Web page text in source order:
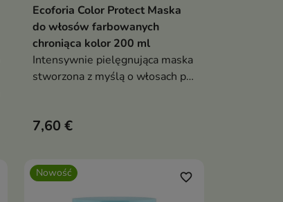
Dodaj do koszyka
Ecoforia Color Protect Maska
do włosów farbowanych
chroniąca kolor 200 ml
Intensywnie pielęgnująca maska
stworzona z myślą o włosach po
7,60 €
Nowość favorite_border